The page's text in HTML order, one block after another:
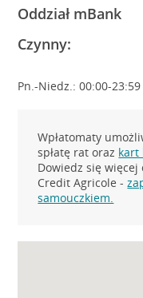
Oddział mBank
Czynny:
Pn.-Niedz.: 00:00-23:59
Wpłatomaty
spłatę rat oraz kart
Dowiedz się więcej
Credit Agricole -
samouczkiem.